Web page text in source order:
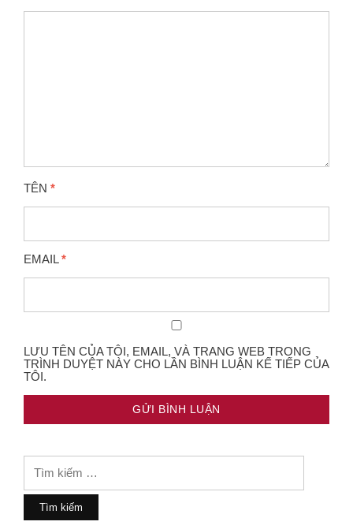
TÊN *
EMAIL*
LƯU TÊN CỦA TÔI, EMAIL, VÀ TRANG WEB TRONG
TRÌNH DUYỆT NÀY CHO LẦN BÌNH LUẬN KẾ TIẾP CỦA
TÔI.
cho: